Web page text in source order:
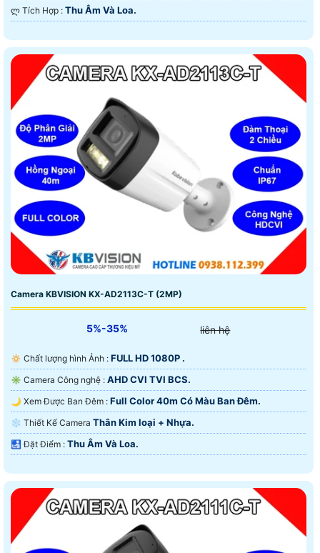
️ლ Tích Hợp : Thu Âm Và Loa.
Camera KBVISION KX-AD2113C-T (2MP)
5%-35% liên hệ
🔅 Chất lượng hình Ảnh : FULL HD 1080P .
✳️ Camera Công nghệ : AHD CVI TVI BCS.
🌙 Xem Được Ban Đêm : Full Color 40m Có Màu Ban Ðêm.
❄ Thiết Kế Camera Thân Kim loại + Nhựa.
️🛃 Đặt Điểm : Thu Âm Và Loa.